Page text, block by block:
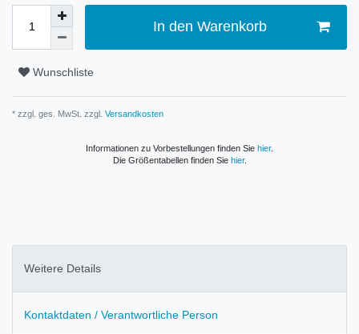
In den Warenkorb
Wunschliste
* zzgl. ges. MwSt. zzgl. Versandkosten
Informationen zu Vorbestellungen finden Sie hier.
Die Größentabellen finden Sie hier.
Weitere Details
Kontaktdaten / Verantwortliche Person